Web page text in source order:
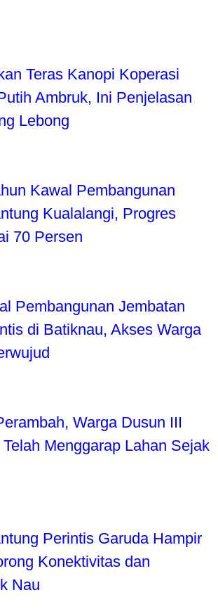
Teras Kanopi Koperasi
Ambruk, Ini Penjelasan
Lebong
Kawal Pembangunan
Kualalangi, Progres
70 Persen
Pembangunan Jembatan
di Batiknau, Akses Warga
Warga Dusun III
Menggarap Lahan Sejak
Perintis Garuda Hampir
Konektivitas dan
Nau